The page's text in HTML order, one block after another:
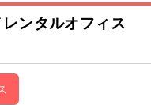
ンタルオフィス